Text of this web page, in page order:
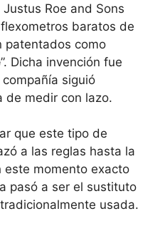
Roe and Sons
baratos de
patentados como
”. Dicha invención fue
siguió
de medir con lazo.
que este tipo de
a las reglas hasta la
este momento exacto
pasó a ser el sustituto
tradicionalmente usada.